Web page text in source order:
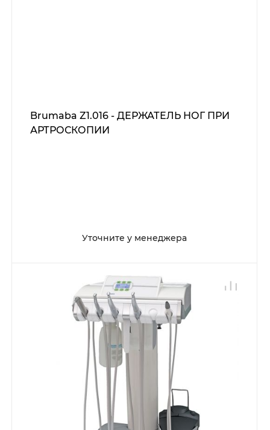
Brumaba Z1.016 - ДЕРЖАТЕЛЬ НОГ ПРИ
АРТРОСКОПИИ
Уточните у менеджера